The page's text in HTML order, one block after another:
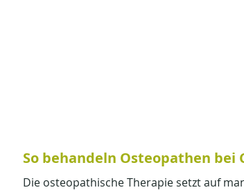
So behandeln Osteopathen bei
Die osteopathische Therapie setzt auf